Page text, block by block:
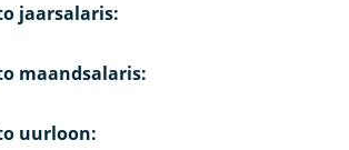
jaarsalaris:
maandsalaris:
uurloon: